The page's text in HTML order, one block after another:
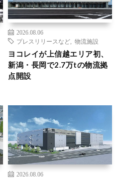
2026.08.06
プレスリリースなど
物流施設
ヨコレイが上信越エリア初、
新潟・長岡で2.7万tの物流拠
点開設
2026.08.06